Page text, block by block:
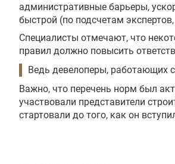
административные барьеры,
быстрой (по подсчетам
Специалисты отмечают, что
правил должно повысить
Ведь девелоперы, работающих
Важно, что перечень норм был
участвовали представители
стартовали до того, как он